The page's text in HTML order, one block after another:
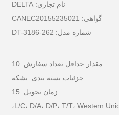
نام تجاری: DELTA
گواهی: CANEC20155235021
شماره مدل: DT-3186-262
مقدار حداقل تعداد سفارش: 10
جزئیات بسته بندی: بشکه
زمان تحویل: 15